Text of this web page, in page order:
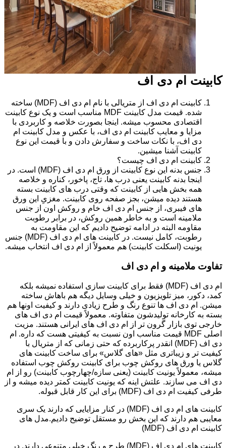
کابینت ام دی اف
کابینت ام دی اف از متریالی با نام ام دی اف (MDF) ساخته
شده. قیمت مدل کابینت MDF مناسب است و یک نوع کابینت
اقتصادی محسوب میشه. اینجا بصورت خلاصه و کاربردی با
مزایا و معایب کابینت ام دی اف، با عکس و مدل کابینت ام
دی اف، با نکات ساخت و سفارش دادن و با قیمت این نوع
کابینت آشنا میشین.
کابینت ام دی اف چیست؟
جنس بدنه این نوع کابینت از ورق ام دی اف (MDF) است. در
اینجا بدنه کابینت یعنی درب ها، تاج، پاخور، کناره و خلاصه
همه بخش هایی از کابینت که وقتی درب های کابینت بسته
هستند دیده میشن، بجز صفحه روی کابینت. مغزیِ این ورق
های فیبری، از جنس ام دی اف خام و روکش اون از جنس
ملامینه است و به خاطر همین روکش، در برابر رطوبت
مقاومه البته در ادامه توضیح دادیم که این مقاومت به
رطوبت، کامل نیست. در کابینت های ام دی اف (MDF) جنس
یونیت (اسکلت کابینت) هم معمولاً از ام دی اف انتخاب میشه.
تفاوت ملامینه و ام دی اف
ام دی اف (MDF) فقط برای کابینت سازی استفاده نمیشه بلکه
کمد، دکور، میز تلویزیون و خیلی وسایل دیگه هم باهاش ساخته
میشن. ام دی اف ها تنوع رنگ و طرح زیادی دارند و کیفیت اونها هم
بسته به کارخانه تولیدشون متفاوته. معمولاً قیمت ام دی اف های
خارجی توی بازار گرون تر از ام دی اف های ایرانی هستند. مزیت
اصلی MDF قیمت مناسب اون نسبت به کیفیتی هست که داره. ام
دی اف (MDF) انقدر پرکاربرده که حتی زمانی که از متریال با
کیفیت تر و زیباتری مثل «های گلاس» برای ساخت کابینت های
گلاس یا ورق های روکش چوب برای کابینت روکش چوب استفاده
میشه، معمولاً یونیت کابینت (یعنی سازه/چهارچوب کابینت) رو از ام
دی اف می سازند. علتش اینه که یونیت کابینت کمتر دیده میشه و از
طرفی کیفیت ام دی اف (MDF) برای این کار قابل قبوله.
کابینت های ام دی اف (MDF) در کنار مزایایی که دارند یک سری
معایبی هم دارند که این بخش رو مستقل توضیح دادیم.مدل های
کابینت ام دی اف (MDF)
کابینت های ام دی اف (MDF) طرح و رنگ خیلی متنوعی دارند. در